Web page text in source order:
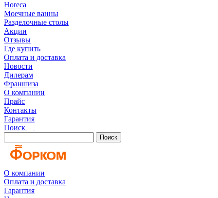
Horeca
Моечные ванны
Разделочные столы
Акции
Отзывы
Где купить
Оплата и доставка
Новости
Дилерам
Франшиза
О компании
Прайс
Контакты
Гарантия
Поиск
Поиск
О компании
Оплата и доставка
Гарантия